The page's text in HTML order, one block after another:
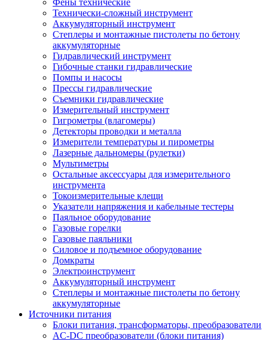
Фены технические
Технически-сложный инструмент
Аккумуляторный инструмент
Степлеры и монтажные пистолеты по бетону
аккумуляторные
Гидравлический инструмент
Гибочные станки гидравлические
Помпы и насосы
Прессы гидравлические
Съемники гидравлические
Измерительный инструмент
Гигрометры (влагомеры)
Детекторы проводки и металла
Измерители температуры и пирометры
Лазерные дальномеры (рулетки)
Мультиметры
Остальные аксессуары для измерительного
инструмента
Токоизмерительные клещи
Указатели напряжения и кабельные тестеры
Паяльное оборудование
Газовые горелки
Газовые паяльники
Силовое и подъемное оборудование
Домкраты
Электроинструмент
Аккумуляторный инструмент
Степлеры и монтажные пистолеты по бетону
аккумуляторные
Источники питания
Блоки питания, трансформаторы, преобразователи
AC-DC преобразователи (блоки питания)